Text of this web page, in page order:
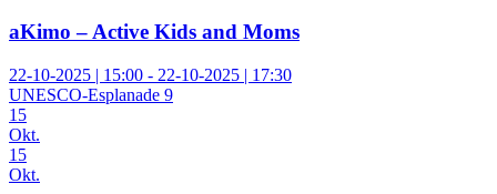
aKimo – Active Kids and Moms
22-10-2025 | 15:00 - 22-10-2025 | 17:30
UNESCO-Esplanade 9
15
Okt.
15
Okt.